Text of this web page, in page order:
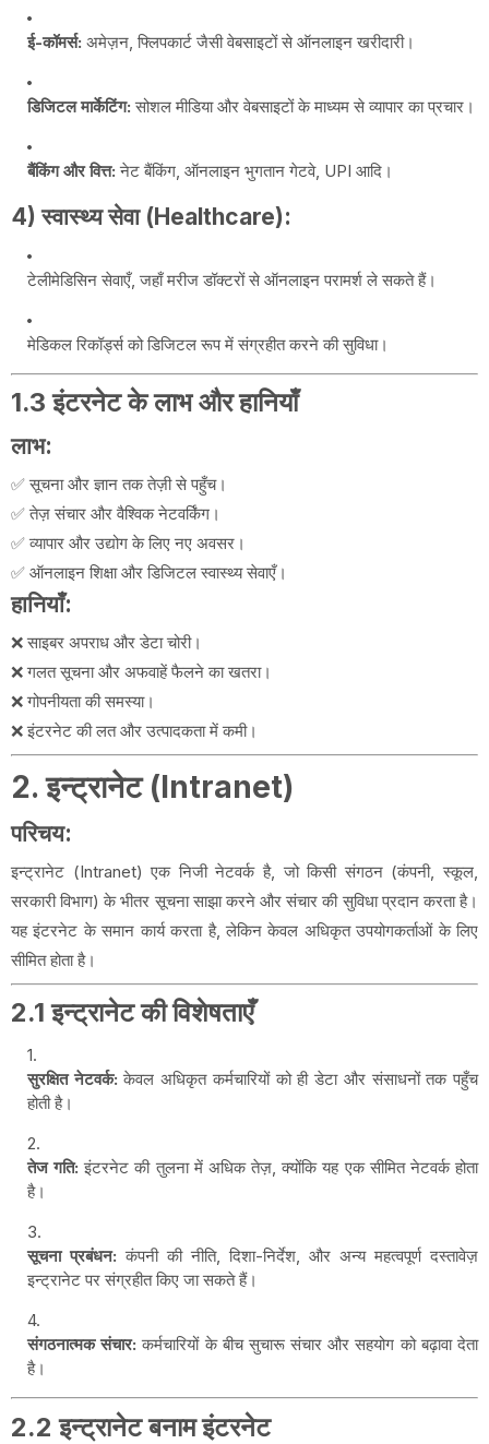
ई-कॉमर्स: अमेज़न, फ्लिपकार्ट जैसी वेबसाइटों से ऑनलाइन खरीदारी।
डिजिटल मार्केटिंग: सोशल मीडिया और वेबसाइटों के माध्यम से व्यापार का प्रचार।
बैंकिंग और वित्त: नेट बैंकिंग, ऑनलाइन भुगतान गेटवे, UPI आदि।
4) स्वास्थ्य सेवा (Healthcare):
टेलीमेडिसिन सेवाएँ, जहाँ मरीज डॉक्टरों से ऑनलाइन परामर्श ले सकते हैं।
मेडिकल रिकॉर्ड्स को डिजिटल रूप में संग्रहीत करने की सुविधा।
1.3 इंटरनेट के लाभ और हानियाँ
लाभ:
✅ सूचना और ज्ञान तक तेज़ी से पहुँच।
✅ तेज़ संचार और वैश्विक नेटवर्किंग।
✅ व्यापार और उद्योग के लिए नए अवसर।
✅ ऑनलाइन शिक्षा और डिजिटल स्वास्थ्य सेवाएँ।
हानियाँ:
❌ साइबर अपराध और डेटा चोरी।
❌ गलत सूचना और अफवाहें फैलने का खतरा।
❌ गोपनीयता की समस्या।
❌ इंटरनेट की लत और उत्पादकता में कमी।
2. इन्ट्रानेट (Intranet)
परिचय:
इन्ट्रानेट (Intranet) एक निजी नेटवर्क है, जो किसी संगठन (कंपनी, स्कूल,
सरकारी विभाग) के भीतर सूचना साझा करने और संचार की सुविधा प्रदान करता है।
यह इंटरनेट के समान कार्य करता है, लेकिन केवल अधिकृत उपयोगकर्ताओं के लिए
सीमित होता है।
2.1 इन्ट्रानेट की विशेषताएँ
सुरक्षित नेटवर्क: केवल अधिकृत कर्मचारियों को ही डेटा और संसाधनों तक पहुँच
होती है।
तेज गति: इंटरनेट की तुलना में अधिक तेज़, क्योंकि यह एक सीमित नेटवर्क होता
है।
सूचना प्रबंधन: कंपनी की नीति, दिशा-निर्देश, और अन्य महत्वपूर्ण दस्तावेज़
इन्ट्रानेट पर संग्रहीत किए जा सकते हैं।
संगठनात्मक संचार: कर्मचारियों के बीच सुचारू संचार और सहयोग को बढ़ावा देता
है।
2.2 इन्ट्रानेट बनाम इंटरनेट